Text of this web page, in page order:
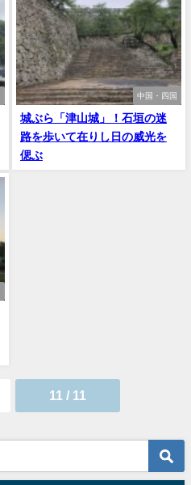
中国・四国
城ぶら「津山城」！石垣の迷
路を歩いて在りし日の威光を
偲ぶ
11 / 11